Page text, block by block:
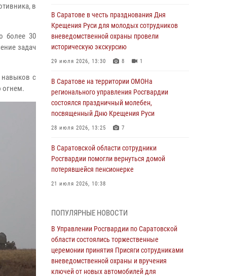
в
более 30
задач
навыков с
огнем.
В Саратове в честь празднования Дня
Крещения Руси для молодых сотрудников
вневедомственной охраны провели
историческую экскурсию
29 июля 2026, 13:30 8 1
В Саратове на территории ОМОНа
регионального управления Росгвардии
состоялся праздничный молебен,
посвященный Дню Крещения Руси
28 июля 2026, 13:25 7
В Саратовской области сотрудники
Росгвардии помогли вернуться домой
потерявшейся пенсионерке
21 июля 2026, 10:38
области состоялись торжественные
церемонии принятия Присяги сотрудниками
вневедомственной охраны и вручения
ключей от новых автомобилей для
подразделений лицензионно-
разрешительной работы и государственного
ПОПУЛЯРНЫЕ НОВОСТИ
В Управлении Росгвардии по Саратовской
области состоялись торжественные
церемонии принятия Присяги сотрудниками
вневедомственной охраны и вручения
ключей от новых автомобилей для